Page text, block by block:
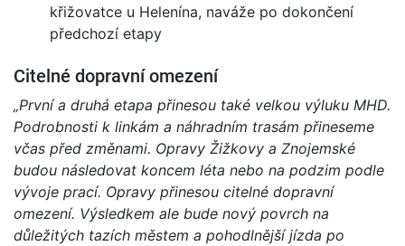
křižovatce u Helenína, naváže po dokončení
předchozí etapy
Citelné dopravní omezení
„První a druhá etapa přinesou také velkou výluku MHD.
Podrobnosti k linkám a náhradním trasám přineseme
včas před změnami. Opravy Žižkovy a Znojemské
budou následovat koncem léta nebo na podzim podle
vývoje prací. Opravy přinesou citelné dopravní
omezení. Výsledkem ale bude nový povrch na
důležitých tazích městem a pohodlnější jízda po